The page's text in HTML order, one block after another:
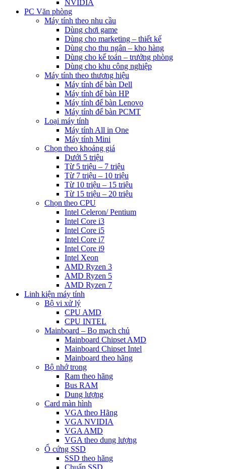
NVIDIA
PC Văn phòng
Máy tính theo nhu cầu
Dùng chơi game
Dùng cho marketing – thiết kế
Dùng cho thu ngân – kho hàng
Dùng cho kế toán – trưởng phòng
Dùng cho khu công nghiệp
Máy tính theo thương hiệu
Máy tính để bàn Dell
Máy tính để bàn HP
Máy tính để bàn Lenovo
Máy tính để bàn PCMT
Loại máy tính
Máy tính All in One
Máy tính Mini
Chọn theo khoảng giá
Dưới 5 triệu
Từ 5 triệu – 7 triệu
Từ 7 triệu – 10 triệu
Từ 10 triệu – 15 triệu
Từ 15 triệu – 20 triệu
Chọn theo CPU
Intel Celeron/ Pentium
Intel Core i3
Intel Core i5
Intel Core i7
Intel Core i9
Intel Xeon
AMD Ryzen 3
AMD Ryzen 5
AMD Ryzen 7
Linh kiện máy tính
Bộ vi xử lý
CPU AMD
CPU INTEL
Mainboard – Bo mạch chủ
Mainboard Chipset AMD
Mainboard Chipset Intel
Mainboard theo hãng
Bộ nhớ trong
Ram theo hãng
Bus RAM
Dung lượng
Card màn hình
VGA theo Hãng
VGA NVIDIA
VGA AMD
VGA theo dung lượng
Ổ cứng SSD
SSD theo hãng